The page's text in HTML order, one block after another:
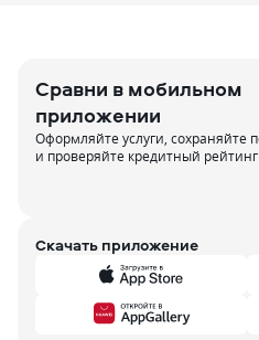
Сравни в мобильном
приложении
Оформляйте услуги, сохраняйте
и проверяйте кредитный рейтинг
Скачать приложение